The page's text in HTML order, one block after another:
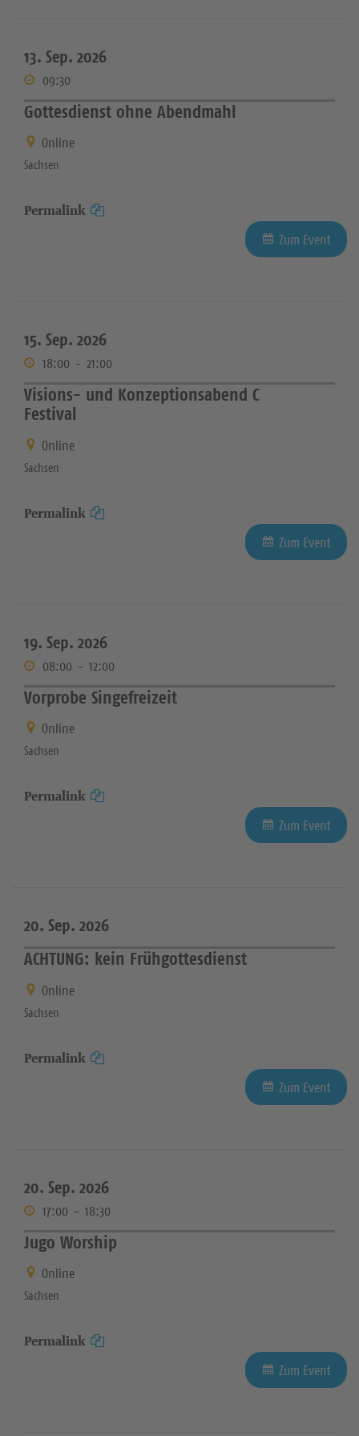
13. Sep. 2026
09:30
Gottesdienst ohne Abendmahl
Online
Sachsen
Permalink
Zum Event
15. Sep. 2026
18:00 - 21:00
Visions- und Konzeptionsabend C
Festival
Online
Sachsen
Permalink
Zum Event
19. Sep. 2026
08:00 - 12:00
Vorprobe Singefreizeit
Online
Sachsen
Permalink
Zum Event
20. Sep. 2026
ACHTUNG: kein Frühgottesdienst
Online
Sachsen
Permalink
Zum Event
20. Sep. 2026
17:00 - 18:30
Jugo Worship
Online
Sachsen
Permalink
Zum Event